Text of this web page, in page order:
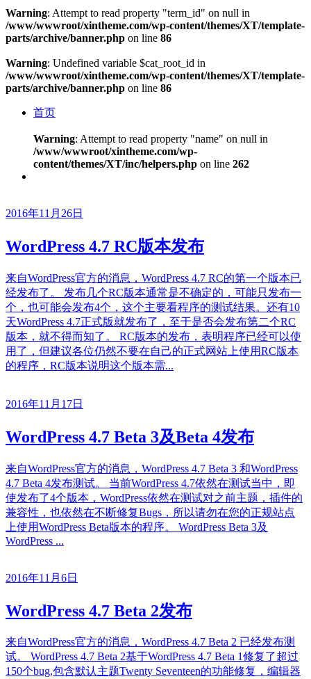
Warning: Attempt to read property "term_id" on null in
/www/wwwroot/xintheme.com/wp-content/themes/XT/template-
parts/archive/banner.php on line 86
Warning: Undefined variable $cat_root_id in
/www/wwwroot/xintheme.com/wp-content/themes/XT/template-
parts/archive/banner.php on line 86
首页
Warning: Attempt to read property "name" on null in
/www/wwwroot/xintheme.com/wp-
content/themes/XT/inc/helpers.php on line 262
2016年11月26日
WordPress 4.7 RC版本发布
来自WordPress官方的消息，WordPress 4.7 RC的第一个版本已
经发布了。 发布几个RC版本通常是不确定的，可能只发布一
个，也可能会发布4个，这个主要看程序的测试结果。还有10
天WordPress 4.7正式版就发布了，至于是否会发布第二个RC
版本，就不得而知了。 RC版本的发布，表明程序已经可以使
用了，但建议各位仍然不要在自己的正式网站上使用RC版本
的程序，RC版本说明这个版本需...
2016年11月17日
WordPress 4.7 Beta 3及Beta 4发布
来自WordPress官方的消息，WordPress 4.7 Beta 3 和WordPress
4.7 Beta 4发布测试。 当前WordPress 4.7依然在测试当中，即
使发布了4个版本，WordPress依然在测试对之前主题，插件的
兼容性，也依然在不断修复Bugs，所以请勿在您的正规站点
上使用WordPress Beta版本的程序。 WordPress Beta 3及
WordPress ...
2016年11月6日
WordPress 4.7 Beta 2发布
来自WordPress官方的消息，WordPress 4.7 Beta 2 已经发布测
试。 WordPress 4.7 Beta 2基于WordPress 4.7 Beta 1修复了超过
150个bug,包含默认主题Twenty Seventeen的功能修复，编辑器